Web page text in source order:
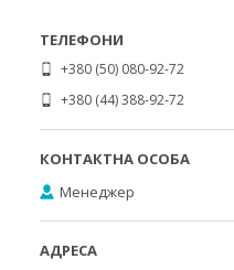
+380 (50) 080-92-72
+380 (44) 388-92-72
Менеджер